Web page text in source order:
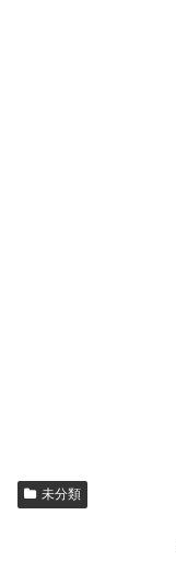
未分類